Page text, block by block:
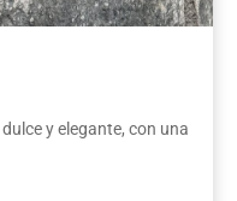
y elegante, con una